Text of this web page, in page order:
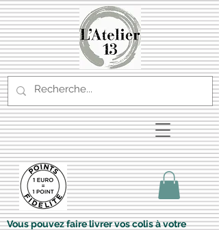
Vous pouvez faire livrer vos colis à votre